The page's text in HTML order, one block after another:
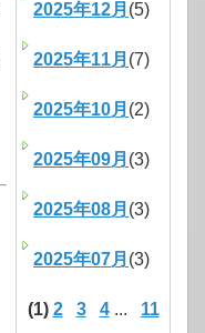
2025年12月 (5)
2025年11月 (7)
2025年10月 (2)
2025年09月 (3)
2025年08月 (3)
2025年07月 (3)
(1) 2 3 4... 11